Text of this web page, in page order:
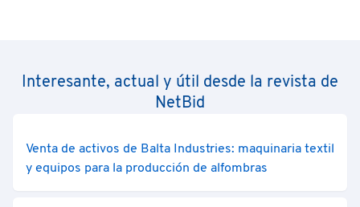
Interesante, actual y útil desde la revista de
NetBid
Venta de activos de Balta Industries: maquinaria textil
y equipos para la producción de alfombras